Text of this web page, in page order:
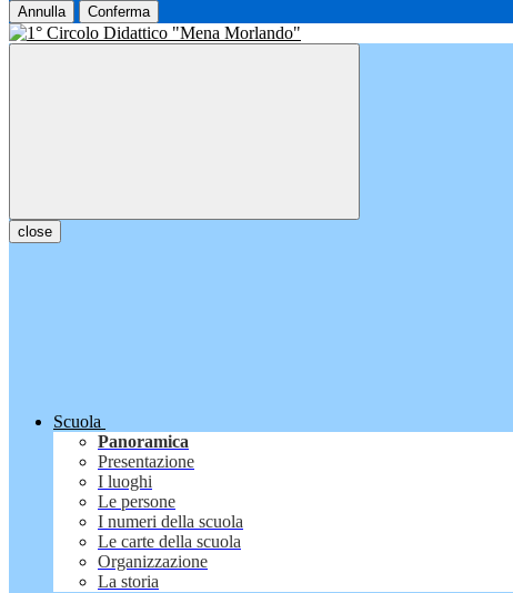
Annulla Conferma
close
Scuola
Panoramica
Presentazione
I luoghi
Le persone
I numeri della scuola
Le carte della scuola
Organizzazione
La storia